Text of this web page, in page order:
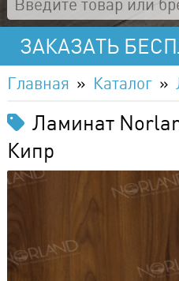
ЗАКАЗАТЬ
Главная Каталог
Ламинат
Кипр